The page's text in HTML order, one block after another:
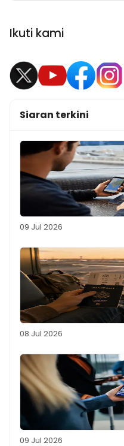
Ikuti kami
Siaran terkini
09 Jul 2026
08 Jul 2026
09 Jul 2026